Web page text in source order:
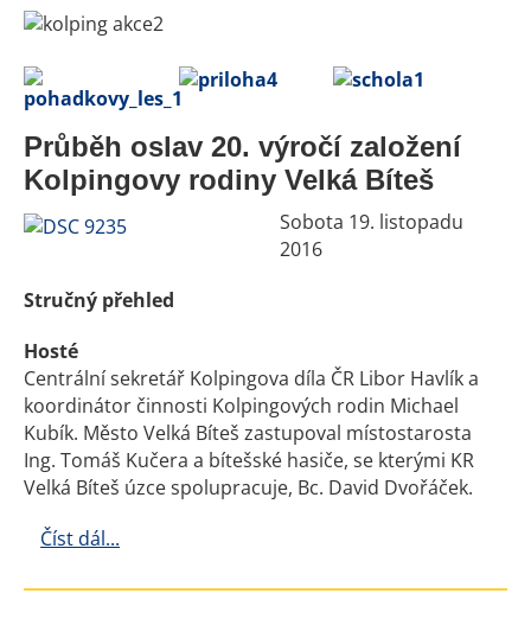
Průběh oslav 20. výročí založení
Kolpingovy rodiny Velká Bíteš
Sobota 19. listopadu
2016
Stručný přehled
Hosté
Centrální sekretář Kolpingova díla ČR Libor Havlík a
koordinátor činnosti Kolpingových rodin Michael
Kubík. Město Velká Bíteš zastupoval místostarosta
Ing. Tomáš Kučera a bítešské hasiče, se kterými KR
Velká Bíteš úzce spolupracuje, Bc. David Dvořáček.
Číst dál...